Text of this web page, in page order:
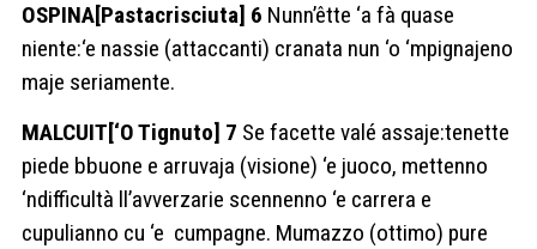
OSPINA[Pastacrisciuta] 6 Nunn’êtte ‘a fà quase
niente:‘e nassie (attaccanti) cranata nun ‘o ‘mpignajeno
maje seriamente.
MALCUIT[‘O Tignuto] 7 Se facette valé assaje:tenette
piede bbuone e arruvaja (visione) ‘e juoco, mettenno
‘ndifficultà ll’avverzarie scennenno ‘e carrera e
cupulianno cu ‘e cumpagne. Mumazzo (ottimo) pure